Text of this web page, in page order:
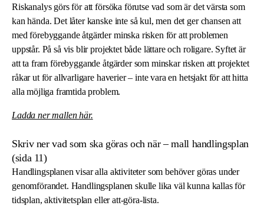
Riskanalys görs för att försöka förutse vad som är det värsta som
kan hända. Det låter kanske inte så kul, men det ger chansen att
med förebyggande åtgärder minska risken för att problemen
uppstår. På så vis blir projektet både lättare och roligare. Syftet är
att ta fram förebyggande åtgärder som minskar risken att projektet
råkar ut för allvarligare haverier – inte vara en hetsjakt för att hitta
alla möjliga framtida problem.
Ladda ner mallenhär.
Skriv ner vad som ska göras och när – mall handlingsplan
(sida 11)
Handlingsplanen visar alla aktiviteter som behöver göras under
genomförandet. Handlingsplanen skulle lika väl kunna kallas för
tidsplan, aktivitetsplan eller att-göra-lista.